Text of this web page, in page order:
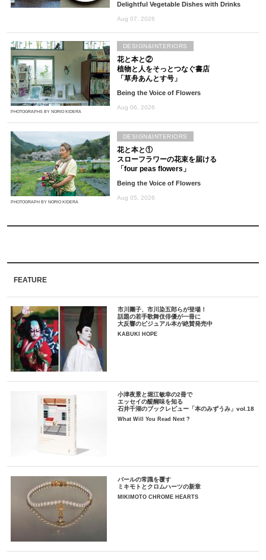
Delightful Vegetable Dishes with Drinks
Aug 07, 2026
PHOTOGRAPHS BY NORIO KIDERA
花と本と②
植物と人をそっとつなぐ書店
「草舟あんとす号」
Being the Voice of Flowers
Aug 06, 2026
DESIGN&INTERIORS
PHOTOGRAPH BY NORIO KIDERA
花と本と①
スローフラワーの花束を届ける
「four peas flowers」
Being the Voice of Flowers
Aug 05, 2026
DESIGN&INTERIORS
FEATURE
市川團子、市川染五郎らが登場！
話題の若手歌舞伎俳優が一冊に
大反響のビジュアル本が絶賛発売中
KABUKI HOPE
小津夜景と堀江敏幸の2冊で
エッセイの醍醐味を知る
石井千湖のブックレビュー「本のみずうみ」vol.18
What Will You Read Next ?
パールの常識を覆す
ミキモトとクロムハーツの新章
MIKIMOTO CHROME HEARTS